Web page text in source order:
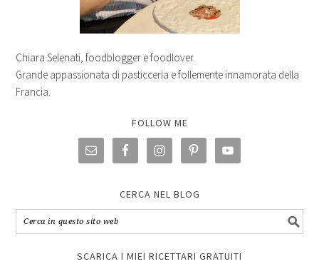
Chiara Selenati, foodblogger e foodlover.
Grande appassionata di pasticceria e follemente innamorata della
Francia.
FOLLOW ME
CERCA NEL BLOG
SCARICA I MIEI RICETTARI GRATUITI